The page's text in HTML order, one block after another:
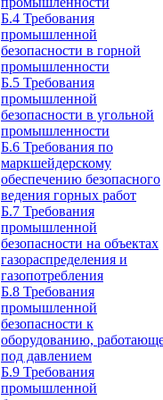
Б.4 Требования
промышленной
безопасности в горной
промышленности
Б.5 Требования
промышленной
безопасности в угольной
промышленности
Б.6 Требования по
маркшейдерскому
обеспечению безопасного
ведения горных работ
Б.7 Требования
промышленной
безопасности на объектах
газораспределения и
газопотребления
Б.8 Требования
промышленной
безопасности к
оборудованию,
под давлением
Б.9 Требования
промышленной